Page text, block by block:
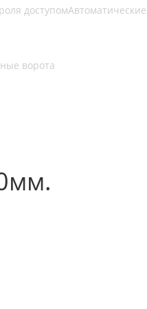
доступомАвтоматические
ворота